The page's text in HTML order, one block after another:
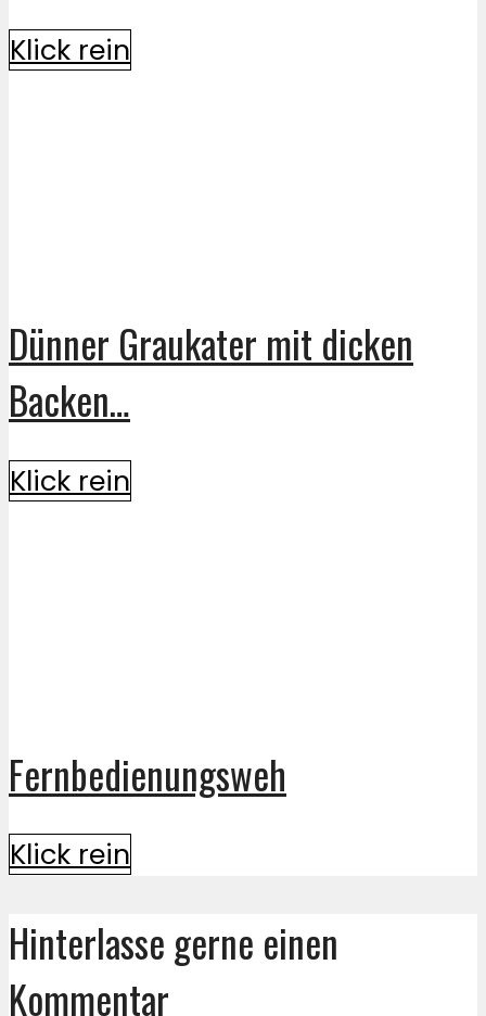
Klick rein
Dünner Graukater mit dicken
Backen…
Klick rein
Fernbedienungsweh
Klick rein
Hinterlasse gerne einen
Kommentar